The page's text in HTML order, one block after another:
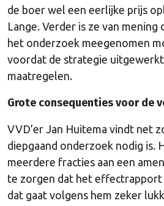
de boer wel een eerlijke prijs
Lange. Verder is ze van mening
het onderzoek meegenomen
voordat de strategie
maatregelen.
Grote consequenties voor de
VVD’er Jan Huitema vindt net
diepgaand onderzoek nodig is.
meerdere fracties aan een
te zorgen dat het effectrapport
dat gaat volgens hem zeker